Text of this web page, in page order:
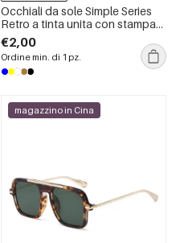
Occhiali da sole Simple Series
Retro a tinta unita con stampa
leopardata
€2,00
Ordine min. di 1 pz.
magazzino in Cina